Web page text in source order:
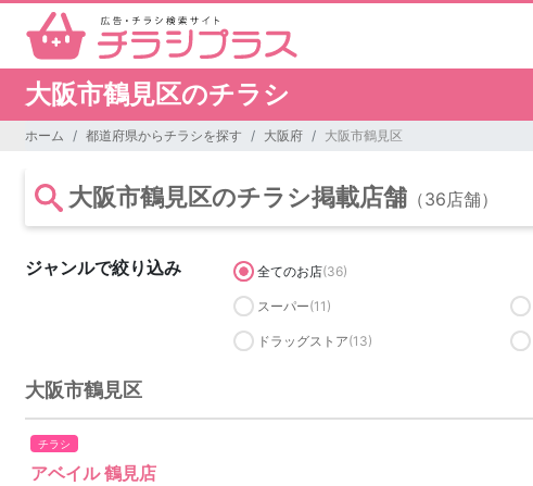
大阪市鶴見区のチラシ
ホーム 都道府県からチラシを探す 大阪府 大阪市鶴見区
大阪市鶴見区のチラシ掲載店舗 （36店舗）
ジャンルで絞り込み 全てのお店(36)
スーパー(11)
ドラッグストア(13)
大阪市鶴見区
チラシ
アベイル 鶴見店